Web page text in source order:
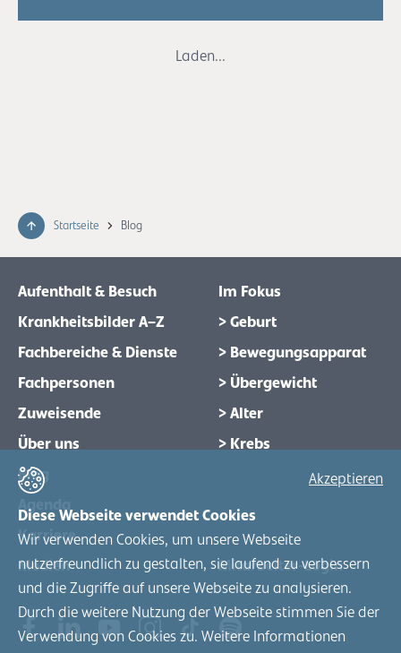
Laden...
Diese Webseite verwendet Cookies
Wir verwenden Cookies, um unsere Webseite
nutzerfreundlich zu gestalten, sie laufend zu verbessern
und die Zugriffe auf unsere Webseite zu analysieren.
Durch die weitere Nutzung der Webseite stimmen Sie der
Verwendung von Cookies zu. Weitere Informationen
Akzeptieren
Startseite Blog
Aufenthalt & Besuch
Krankheitsbilder A–Z
Fachbereiche & Dienste
Fachpersonen
Zuweisende
Über uns
Blog
Karriere
Medien
Im Fokus
> Geburt
> Bewegungsapparat
> Übergewicht
> Alter
> Krebs
Mitarbeiter-Login